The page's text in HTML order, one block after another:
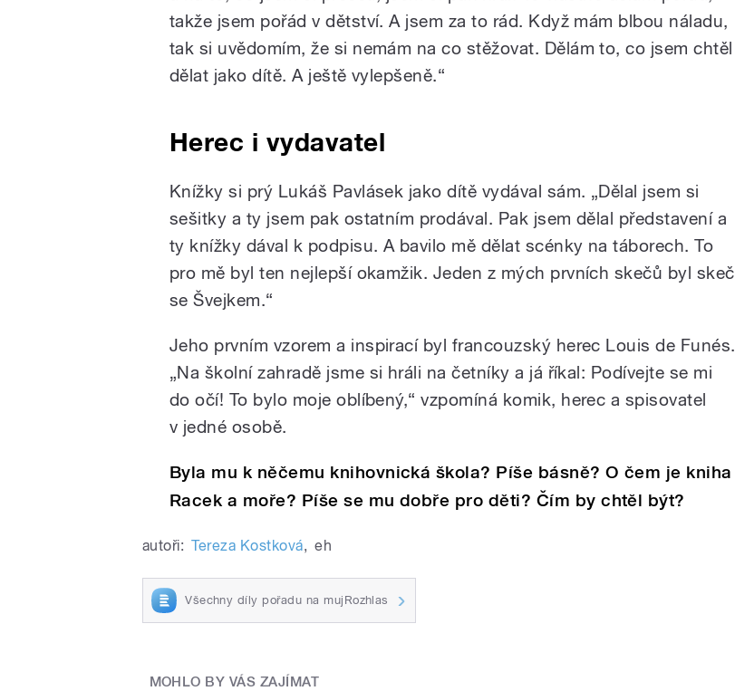
takže jsem pořád v dětství. A jsem za to rád. Když mám blbou náladu,
tak si uvědomím, že si nemám na co stěžovat. Dělám to, co jsem chtěl
dělat jako dítě. A ještě vylepšeně.“
Herec i vydavatel
Knížky si prý Lukáš Pavlásek jako dítě vydával sám. „Dělal jsem si
sešitky a ty jsem pak ostatním prodával. Pak jsem dělal představení a
ty knížky dával k podpisu. A bavilo mě dělat scénky na táborech. To
pro mě byl ten nejlepší okamžik. Jeden z mých prvních skečů byl skeč
se Švejkem.“
Jeho prvním vzorem a inspirací byl francouzský herec Louis de Funés.
„Na školní zahradě jsme si hráli na četníky a já říkal: Podívejte se mi
do očí! To bylo moje oblíbený,“ vzpomíná komik, herec a spisovatel
v jedné osobě.
Byla mu k něčemu knihovnická škola? Píše básně? O čem je kniha
Racek a moře? Píše se mu dobře pro děti? Čím by chtěl být?
autoři: Tereza Kostková, eh
Všechny díly pořadu na mujRozhlas
MOHLO BY VÁS ZAJÍMAT